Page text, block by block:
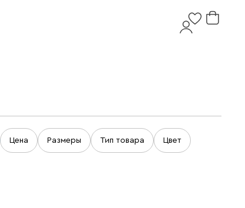
Цена Размеры Тип товара Цвет